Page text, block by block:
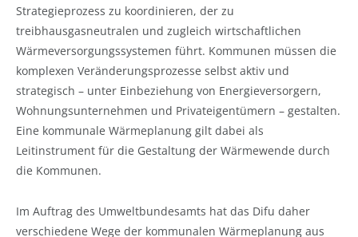
Strategieprozess zu koordinieren, der zu
treibhausgasneutralen und zugleich wirtschaftlichen
Wärmeversorgungssystemen führt. Kommunen müssen die
komplexen Veränderungsprozesse selbst aktiv und
strategisch – unter Einbeziehung von Energieversorgern,
Wohnungsunternehmen und Privateigentümern – gestalten.
Eine kommunale Wärmeplanung gilt dabei als
Leitinstrument für die Gestaltung der Wärmewende durch
die Kommunen.
Im Auftrag des Umweltbundesamts hat das Difu daher
verschiedene Wege der kommunalen Wärmeplanung aus